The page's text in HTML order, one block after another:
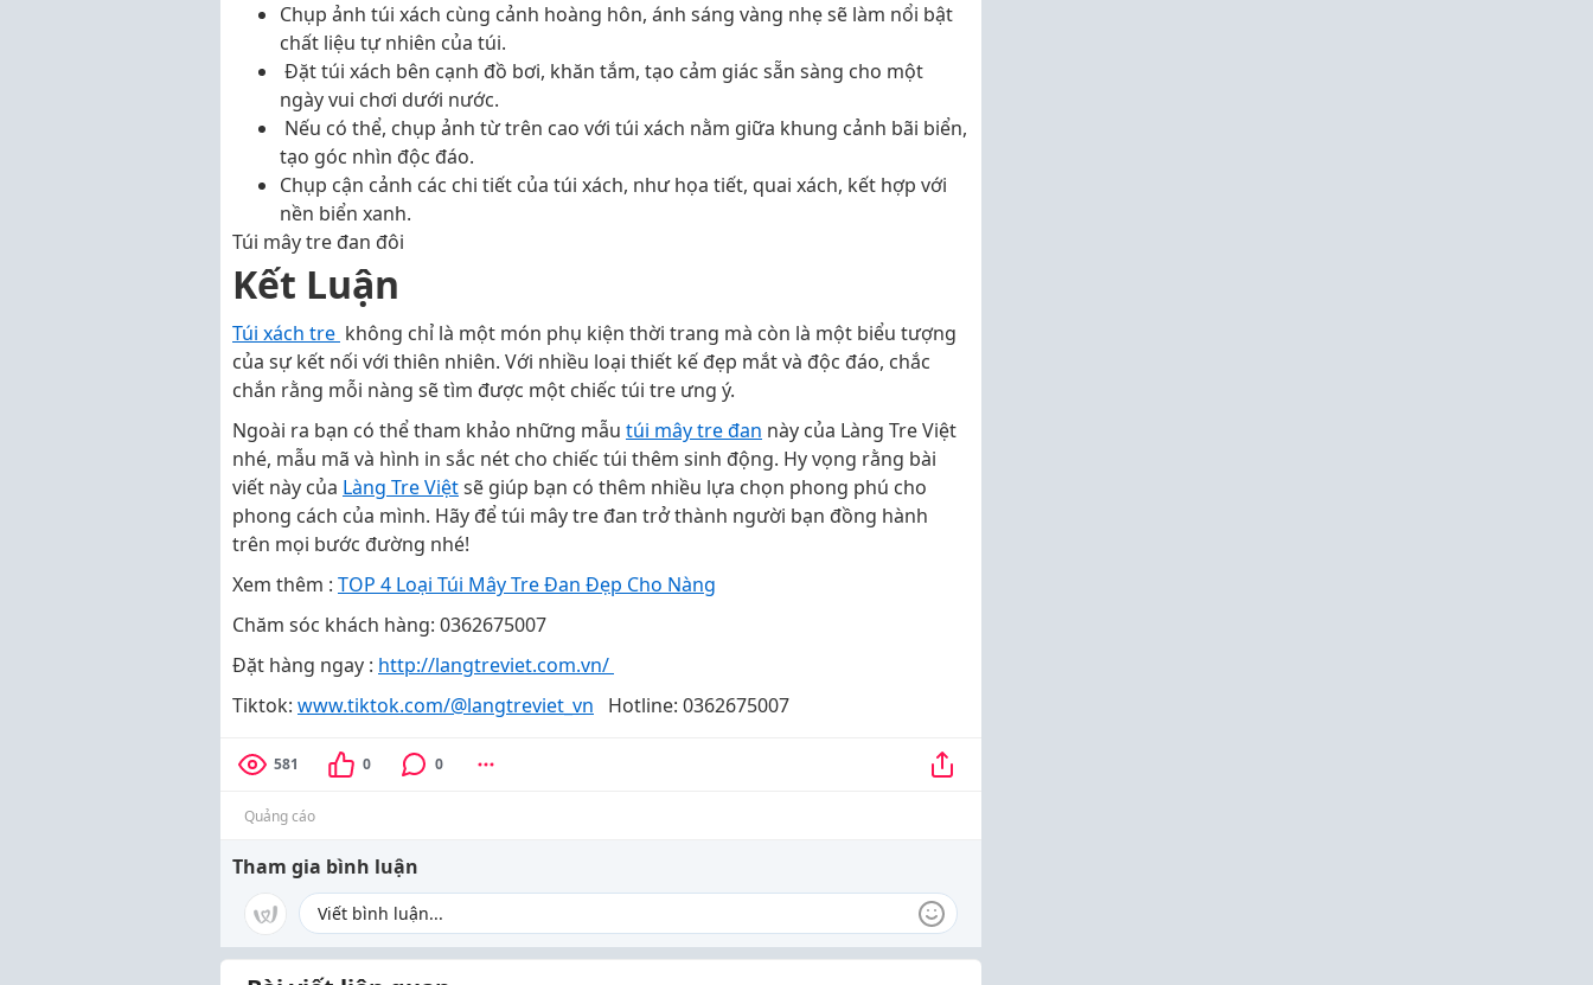
Chụp ảnh túi xách cùng cảnh hoàng hôn, ánh sáng vàng nhẹ sẽ làm nổi bật
chất liệu tự nhiên của túi.
Đặt túi xách bên cạnh đồ bơi, khăn tắm, tạo cảm giác sẵn sàng cho một
ngày vui chơi dưới nước.
Nếu có thể, chụp ảnh từ trên cao với túi xách nằm giữa khung cảnh bãi biển,
tạo góc nhìn độc đáo.
Chụp cận cảnh các chi tiết của túi xách, như họa tiết, quai xách, kết hợp với
nền biển xanh.
Túi mây tre đan đôi
Kết Luận
Túi xách tre không chỉ là một món phụ kiện thời trang mà còn là một biểu tượng
của sự kết nối với thiên nhiên. Với nhiều loại thiết kế đẹp mắt và độc đáo, chắc
chắn rằng mỗi nàng sẽ tìm được một chiếc túi tre ưng ý.
Ngoài ra bạn có thể tham khảo những mẫu túi mây tre đan này của Làng Tre Việt
nhé, mẫu mã và hình in sắc nét cho chiếc túi thêm sinh động. Hy vọng rằng bài
viết này của Làng Tre Việtsẽ giúp bạn có thêm nhiều lựa chọn phong phú cho
phong cách của mình. Hãy để túi mây tre đan trở thành người bạn đồng hành
trên mọi bước đường nhé!
Xem thêm : TOP 4 Loại Túi Mây Tre Đan Đẹp Cho Nàng
Chăm sóc khách hàng: 0362675007
Đặt hàng ngay : http://langtreviet.com.vn/
Tiktok: www.tiktok.com/@langtreviet_vn Hotline: 0362675007
581 0 0
Quảng cáo
Tham gia bình luận